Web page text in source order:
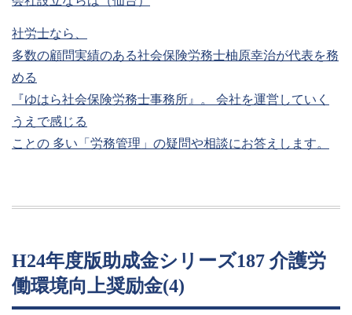
社労士なら、
多数の顧問実績のある社会保険労務士柚原幸治が代表を務
める
『ゆはら社会保険労務士事務所』。 会社を運営していく
うえで感じる
ことの 多い「労務管理」の疑問や相談にお答えします。
H24年度版助成金シリーズ187 介護労
働環境向上奨励金(4)